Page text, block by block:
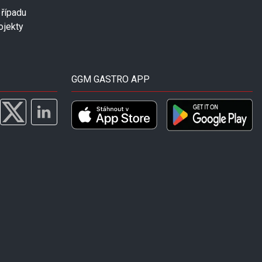
GGM GASTRO APP